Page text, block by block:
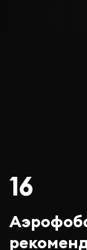
16